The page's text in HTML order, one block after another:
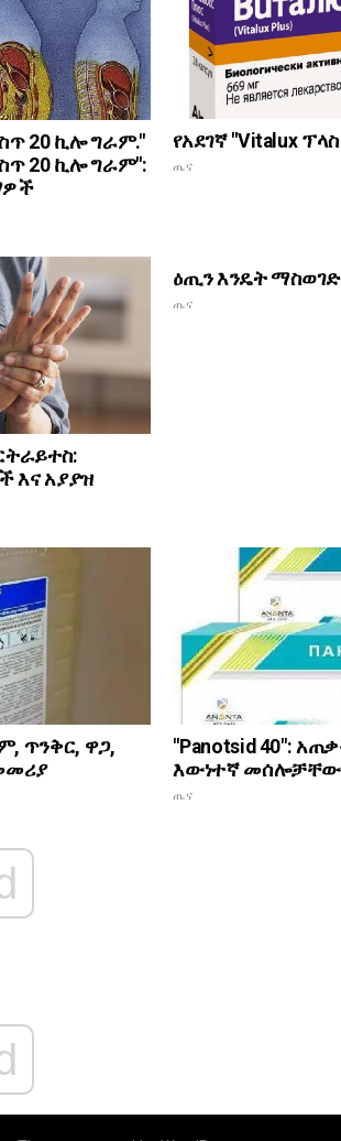
20 ኪሎ ግራም."
20 ኪሎ ግራም":
የአደገኛ "Vitalux
ጤና
እና አያያዝ
ዕጢን እንዴት
ጤና
ጥንቅር, ዋጋ,
"Panotsid 40":
እውነተኛ መሰሎቻቸው
ጤና